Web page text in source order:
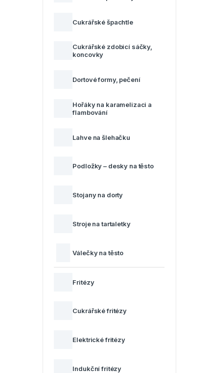
Cukrářské špachtle
Cukrářské zdobicí sáčky,
koncovky
Dortové formy, pečení
Hořáky na karamelizaci a
flambování
Lahve na šlehačku
Podložky – desky na těsto
Stojany na dorty
Stroje na tartaletky
Válečky na těsto
Fritézy
Cukrářské fritézy
Elektrické fritézy
Indukční fritézy